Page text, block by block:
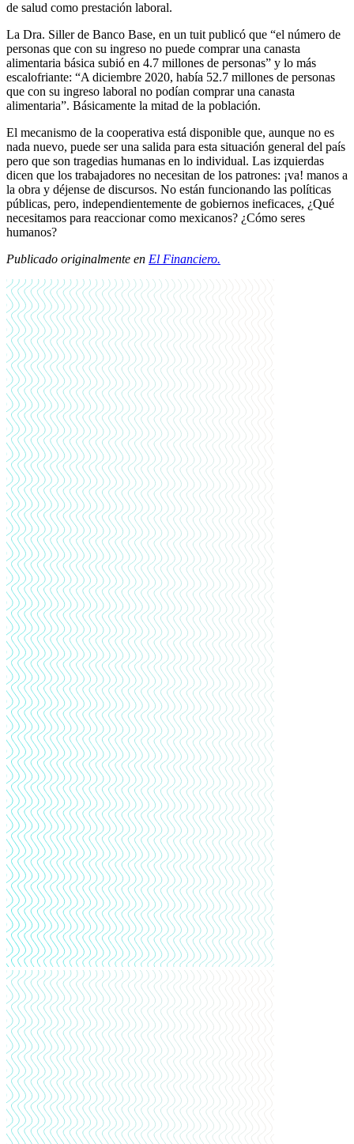
de salud como prestación laboral.
La Dra. Siller de Banco Base, en un tuit publicó que “el número de
personas que con su ingreso no puede comprar una canasta
alimentaria básica subió en 4.7 millones de personas” y lo más
escalofriante: “A diciembre 2020, había 52.7 millones de personas
que con su ingreso laboral no podían comprar una canasta
alimentaria”. Básicamente la mitad de la población.
El mecanismo de la cooperativa está disponible que, aunque no es
nada nuevo, puede ser una salida para esta situación general del país
pero que son tragedias humanas en lo individual. Las izquierdas
dicen que los trabajadores no necesitan de los patrones: ¡va! manos a
la obra y déjense de discursos. No están funcionando las políticas
públicas, pero, independientemente de gobiernos ineficaces, ¿Qué
necesitamos para reaccionar como mexicanos? ¿Cómo seres
humanos?
Publicado originalmente en El Financiero.